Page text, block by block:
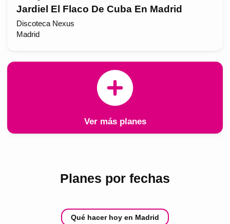
Jardiel El Flaco De Cuba En Madrid
Discoteca Nexus
Madrid
Ver más planes
Planes por fechas
Qué hacer hoy en Madrid